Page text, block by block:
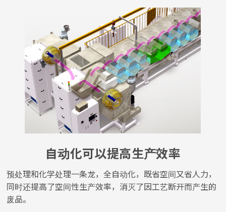
自动化可以提高生产效率
预处理和化学处理一条龙，全自动化，既省空间又省人力，
同时还提高了空间性生产效率，消灭了因工艺断开而产生的
废品。